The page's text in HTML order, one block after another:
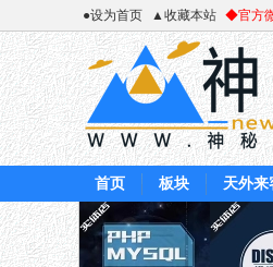
●设为首页 ▲收藏本站 ◆官方
首页 板块 天外来